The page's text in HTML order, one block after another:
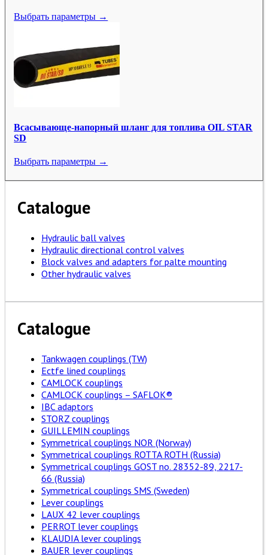
Выбрать параметры →
Всасывающе-напорный шланг для топлива OIL STAR
SD
Выбрать параметры →
Catalogue
Hydraulic ball valves
Hydraulic directional control valves
Block valves and adapters for palte mounting
Other hydraulic valves
Catalogue
Tankwagen couplings (TW)
Ectfe lined couplings
CAMLOCK couplings
CAMLOCK couplings – SAFLOK®
IBC adaptors
STORZ couplings
GUILLEMIN couplings
Symmetrical couplings NOR (Norway)
Symmetrical couplings ROTTA ROTH (Russia)
Symmetrical couplings GOST no. 28352-89, 2217-
66 (Russia)
Symmetrical couplings SMS (Sweden)
Lever couplings
LAUX 42 lever couplings
PERROT lever couplings
KLAUDIA lever couplings
BAUER lever couplings